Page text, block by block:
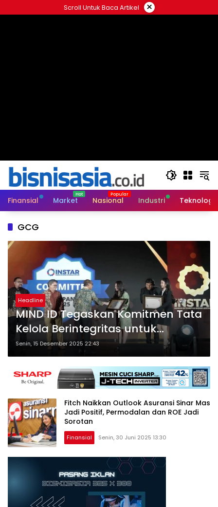
ke
Scroll Untuk Baca Artikel ×
Finansial Market Nasional Industri Teknologi
GCG
Headline
MIND ID Tegaskan Komitmen Tata
Kelola Berintegritas untuk
Dukung Hilirisasi
Senin, 15 Desember 2025 22:43
Fitch Naikkan Outlook Asuransi Sinar Mas
Jadi Positif, Permodalan dan ROE Jadi
Sorotan
Finansial Senin, 30 Juni 2025 13:30